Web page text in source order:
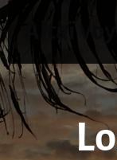
Saltar
al
contenido